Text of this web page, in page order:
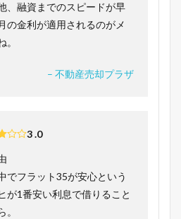
、融資までのスピードが早
の金利が適用されるのがメ
。
– 不動産売却プラザ
3 .0
でフラット35が安心という
が1番安い利息で借りること